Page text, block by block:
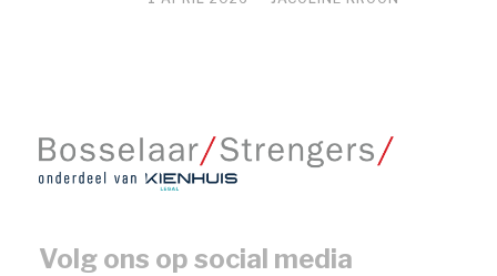
Volg ons op social media